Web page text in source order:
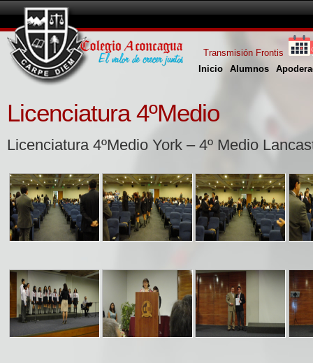
Inicio Alumnos
Transmisión Frontis
Licenciatura 4ºMedio
Licenciatura 4ºMedio York – 4º Medio